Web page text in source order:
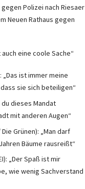
Polizei nach Riesaer
Neuen Rathaus gegen
eine coole Sache“
„Das ist immer meine
sie sich beteiligen“
du dieses Mandat
mit anderen Augen“
Grünen): „Man darf
Bäume rausreißt“
„Der Spaß ist mir
wie wenig Sachverstand